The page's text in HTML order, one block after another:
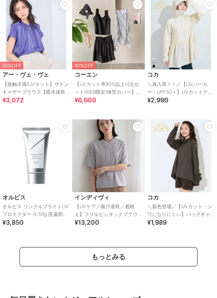
30%OFF
アー・ヴェ・ヴェ
【接触冷感/UVカット】サテン
ギャザーブラウス【吸水速乾/
イージーケア】
¥3,072
40%OFF
コーエン
【UVカット率90%以上/4点セ
ット/WEB限定/体型カバー】シ
ュシュ付きアソートスイムウ
¥6,600
コカ
＼再入荷！！／【UVパーカ
ー・UPF50＋】UVカットティ
アードパーカー 全4色
¥2,990
オルビス
オルビス リンクルブライトUV
プロテクター N 50g 医薬部外
品（顔用日焼け止め）
¥3,850
インディヴィ
【UVケア／吸汗速乾／着映
え】フリルピンタックブラウ
ス
¥13,200
コカ
＼新色登場／【UVカット・シ
ワになりにくい】バッグギャ
ザーUVパーカー 全4色
¥1,989
もっとみる